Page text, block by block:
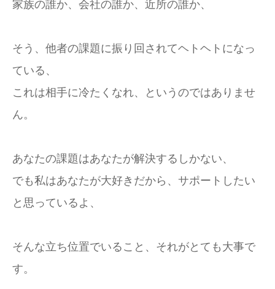
家族の誰か、会社の誰か、近所の誰か、
そう、他者の課題に振り回されてヘトヘトになっ
ている、
これは相手に冷たくなれ、というのではありませ
ん。
あなたの課題はあなたが解決するしかない、
でも私はあなたが大好きだから、サポートしたい
と思っているよ、
そんな立ち位置でいること、それがとても大事で
す。